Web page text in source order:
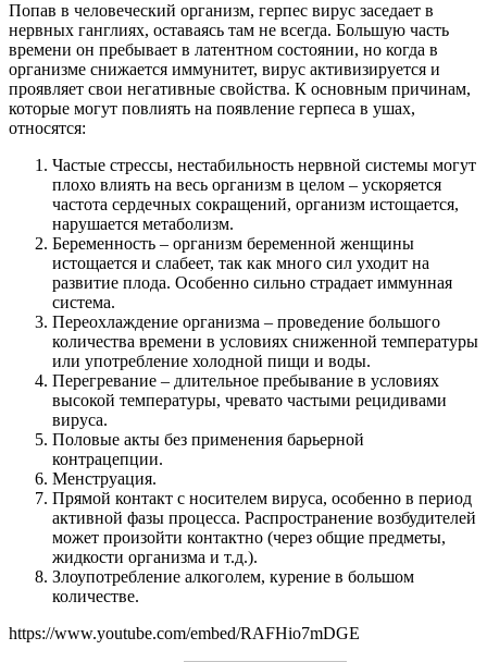
Попав в человеческий организм, герпес вирус заседает в
нервных ганглиях, оставаясь там не всегда. Большую часть
времени он пребывает в латентном состоянии, но когда в
организме снижается иммунитет, вирус активизируется и
проявляет свои негативные свойства. К основным причинам,
которые могут повлиять на появление герпеса в ушах,
относятся:
Частые стрессы, нестабильность нервной системы могут
плохо влиять на весь организм в целом – ускоряется
частота сердечных сокращений, организм истощается,
нарушается метаболизм.
Беременность – организм беременной женщины
истощается и слабеет, так как много сил уходит на
развитие плода. Особенно сильно страдает иммунная
система.
Переохлаждение организма – проведение большого
количества времени в условиях сниженной температуры
или употребление холодной пищи и воды.
Перегревание – длительное пребывание в условиях
высокой температуры, чревато частыми рецидивами
вируса.
Половые акты без применения барьерной
контрацепции.
Менструация.
Прямой контакт с носителем вируса, особенно в период
активной фазы процесса. Распространение возбудителей
может произойти контактно (через общие предметы,
жидкости организма и т.д.).
Злоупотребление алкоголем, курение в большом
количестве.
https://www.youtube.com/embed/RAFHio7mDGE